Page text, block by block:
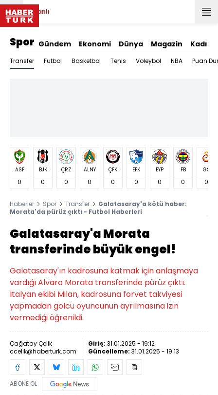
Canlı
Spor Gündem Ekonomi Dünya Magazin Kadın
Transfer Futbol Basketbol Tenis Voleybol NBA Puan
ASF
0
BJK
0
ÇRZ
0
ALNY
0
ÇFK
0
EFK
0
EYP
0
FB
0
GS
0
Haberler Spor Transfer
Galatasaray'a kötü haber:
Morata'da pürüz çıktı - Futbol Haberleri
Galatasaray'a Morata
transferinde büyük engel!
Galatasaray'ın kadrosuna katmak için anlaşmaya
vardığı Alvaro Morata transferinde pürüz çıktı.
İtalyan ekibi Milan, kadrosuna forvet takviyesi
yapmadan golcü oyuncunun ayrılmasına izin
vermediği öğrenildi.
Çağatay Çelik
ccelik@haberturk.com
Giriş: 31.01.2025 - 19:12
Güncelleme: 31.01.2025 - 19:13
ABONE OL